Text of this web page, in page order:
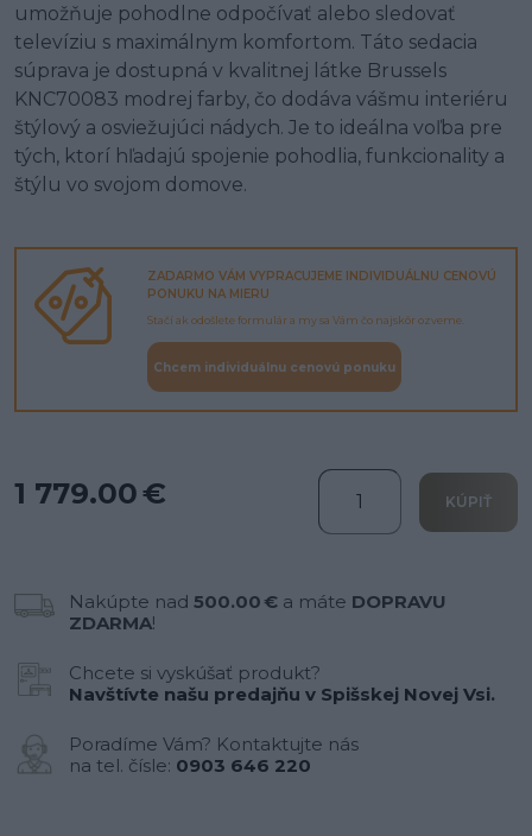
umožňuje pohodlne odpočívať alebo sledovať
televíziu s maximálnym komfortom. Táto sedacia
súprava je dostupná v kvalitnej látke Brussels
KNC70083 modrej farby, čo dodáva vášmu interiéru
štýlový a osviežujúci nádych. Je to ideálna voľba pre
tých, ktorí hľadajú spojenie pohodlia, funkcionality a
štýlu vo svojom domove.
ZADARMO VÁM VYPRACUJEME INDIVIDUÁLNU CENOVÚ
PONUKU NA MIERU
Stačí ak odošlete formulár a my sa Vám čo najskôr ozveme.
Chcem individuálnu cenovú ponuku
1 779.00 € KÚPIŤ
Nakúpte nad 500.00 € a máte DOPRAVU
ZDARMA!
Chcete si vyskúšať produkt?
Navštívte našu predajňu v Spišskej Novej Vsi.
Poradíme Vám? Kontaktujte nás
na tel. čísle: 0903 646 220